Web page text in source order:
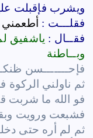
ويشرب فإقبلت
فقلـــت :
فقــال : ياشفيق
وبــاطنة
فإحـــــــسن
ثم ناولني
فو الله ما شربت
فشبعت ورويت
ثم لم أره حتى